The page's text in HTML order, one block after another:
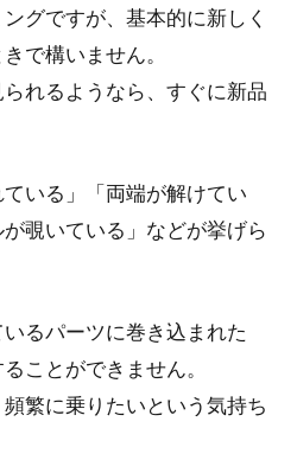
どい状態になりますが、クロスバイク
じです...
・デュラエースハブを徹底解
デュラエースハブを手組で使う人は、
グですが、基本的に新しく
で構いません。
れるようなら、すぐに新品
いる」「両端が解けてい
覗いている」などが挙げら
るパーツに巻き込まれた
ことができません。
繁に乗りたいという気持ち